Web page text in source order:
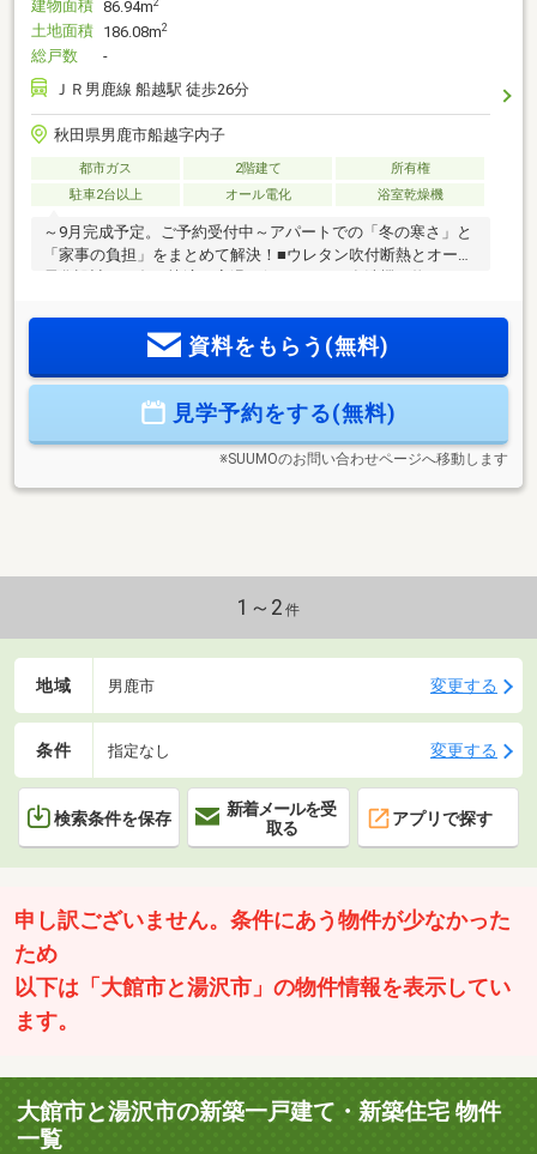
建物面積 86.94m2
土地面積 186.08m2
総戸数
-
ＪＲ男鹿線 船越駅 徒歩26分
秋田県男鹿市船越字内子
都市ガス 2階建て
所有権
駐車2台以上
オール電化 浴室乾燥機
～9月完成予定。ご予約受付中～アパートでの「冬の寒さ」と
「家事の負担」をまとめて解決！■ウレタン吹付断熱とオール
電化設計で、冬も快適な室温を保ちます。■食洗機や物干スペ
クインクローゼットで、日用品のストックや冬物コートもス
ッキリ収納。■薬王堂男鹿SC店まで徒歩7分、セブンイレブン
ているため、日当たりや風通しも良好です。機能性が両立し
た住まいで、家族のゆとり時間を作りませんか。▼お気軽に
資料をもらう(無料)
見学予約をする(無料)
※SUUMOのお問い合わせページへ移動します
1～2 件
地域 男鹿市 変更する
条件 指定なし 変更する
検索条件を保存
新着メールを受
取る
アプリで探す
申し訳ございません。条件にあう物件が少なかった
ため
以下は「大館市と湯沢市」の物件情報を表示してい
ます。
大館市と湯沢市の新築一戸建て・新築住宅 物件
一覧